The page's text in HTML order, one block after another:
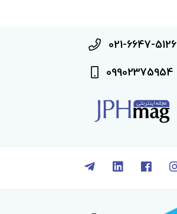
021-6647-5126
09902375954